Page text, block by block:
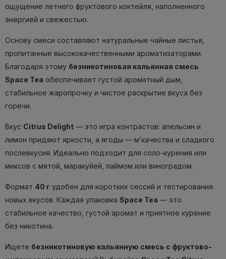
ощущение летнего фруктового коктейля, наполненного
энергией и свежестью.
Основу смеси составляют натуральные чайные листья,
пропитанные высококачественными ароматизаторами.
Благодаря этому безникотиновая кальянная смесь
Space Tea обеспечивает густой ароматный дым,
стабильное жаропрочку и чистое раскрытие вкуса без
горечи.
Вкус Citrus Delight — это игра контрастов: апельсин и
лимон придают яркости, а ягоды — м’качества и сладкого
послевкусия. Идеально подходит для соло-курения или
миксов с мятой, маракуйей, лаймом или виноградом.
Формат 40 г удобен для коротких сессий и тестирования
новых вкусов. Каждая упаковка Space Tea — это
стабильное качество, густой аромат и приятное курение
без никотина.
Ищете безникотиновую кальянную смесь с фруктово-